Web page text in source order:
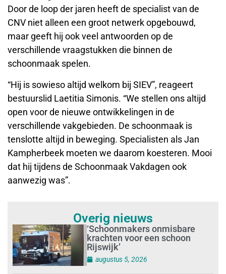
Door de loop der jaren heeft de specialist van de
CNV niet alleen een groot netwerk opgebouwd,
maar geeft hij ook veel antwoorden op de
verschillende vraagstukken die binnen de
schoonmaak spelen.
“Hij is sowieso altijd welkom bij SIEV”, reageert
bestuurslid Laetitia Simonis. “We stellen ons altijd
open voor de nieuwe ontwikkelingen in de
verschillende vakgebieden. De schoonmaak is
tenslotte altijd in beweging. Specialisten als Jan
Kampherbeek moeten we daarom koesteren. Mooi
dat hij tijdens de Schoonmaak Vakdagen ook
aanwezig was”.
Overig nieuws
‘Schoonmakers onmisbare
krachten voor een schoon
Rijswijk’
augustus 5, 2026